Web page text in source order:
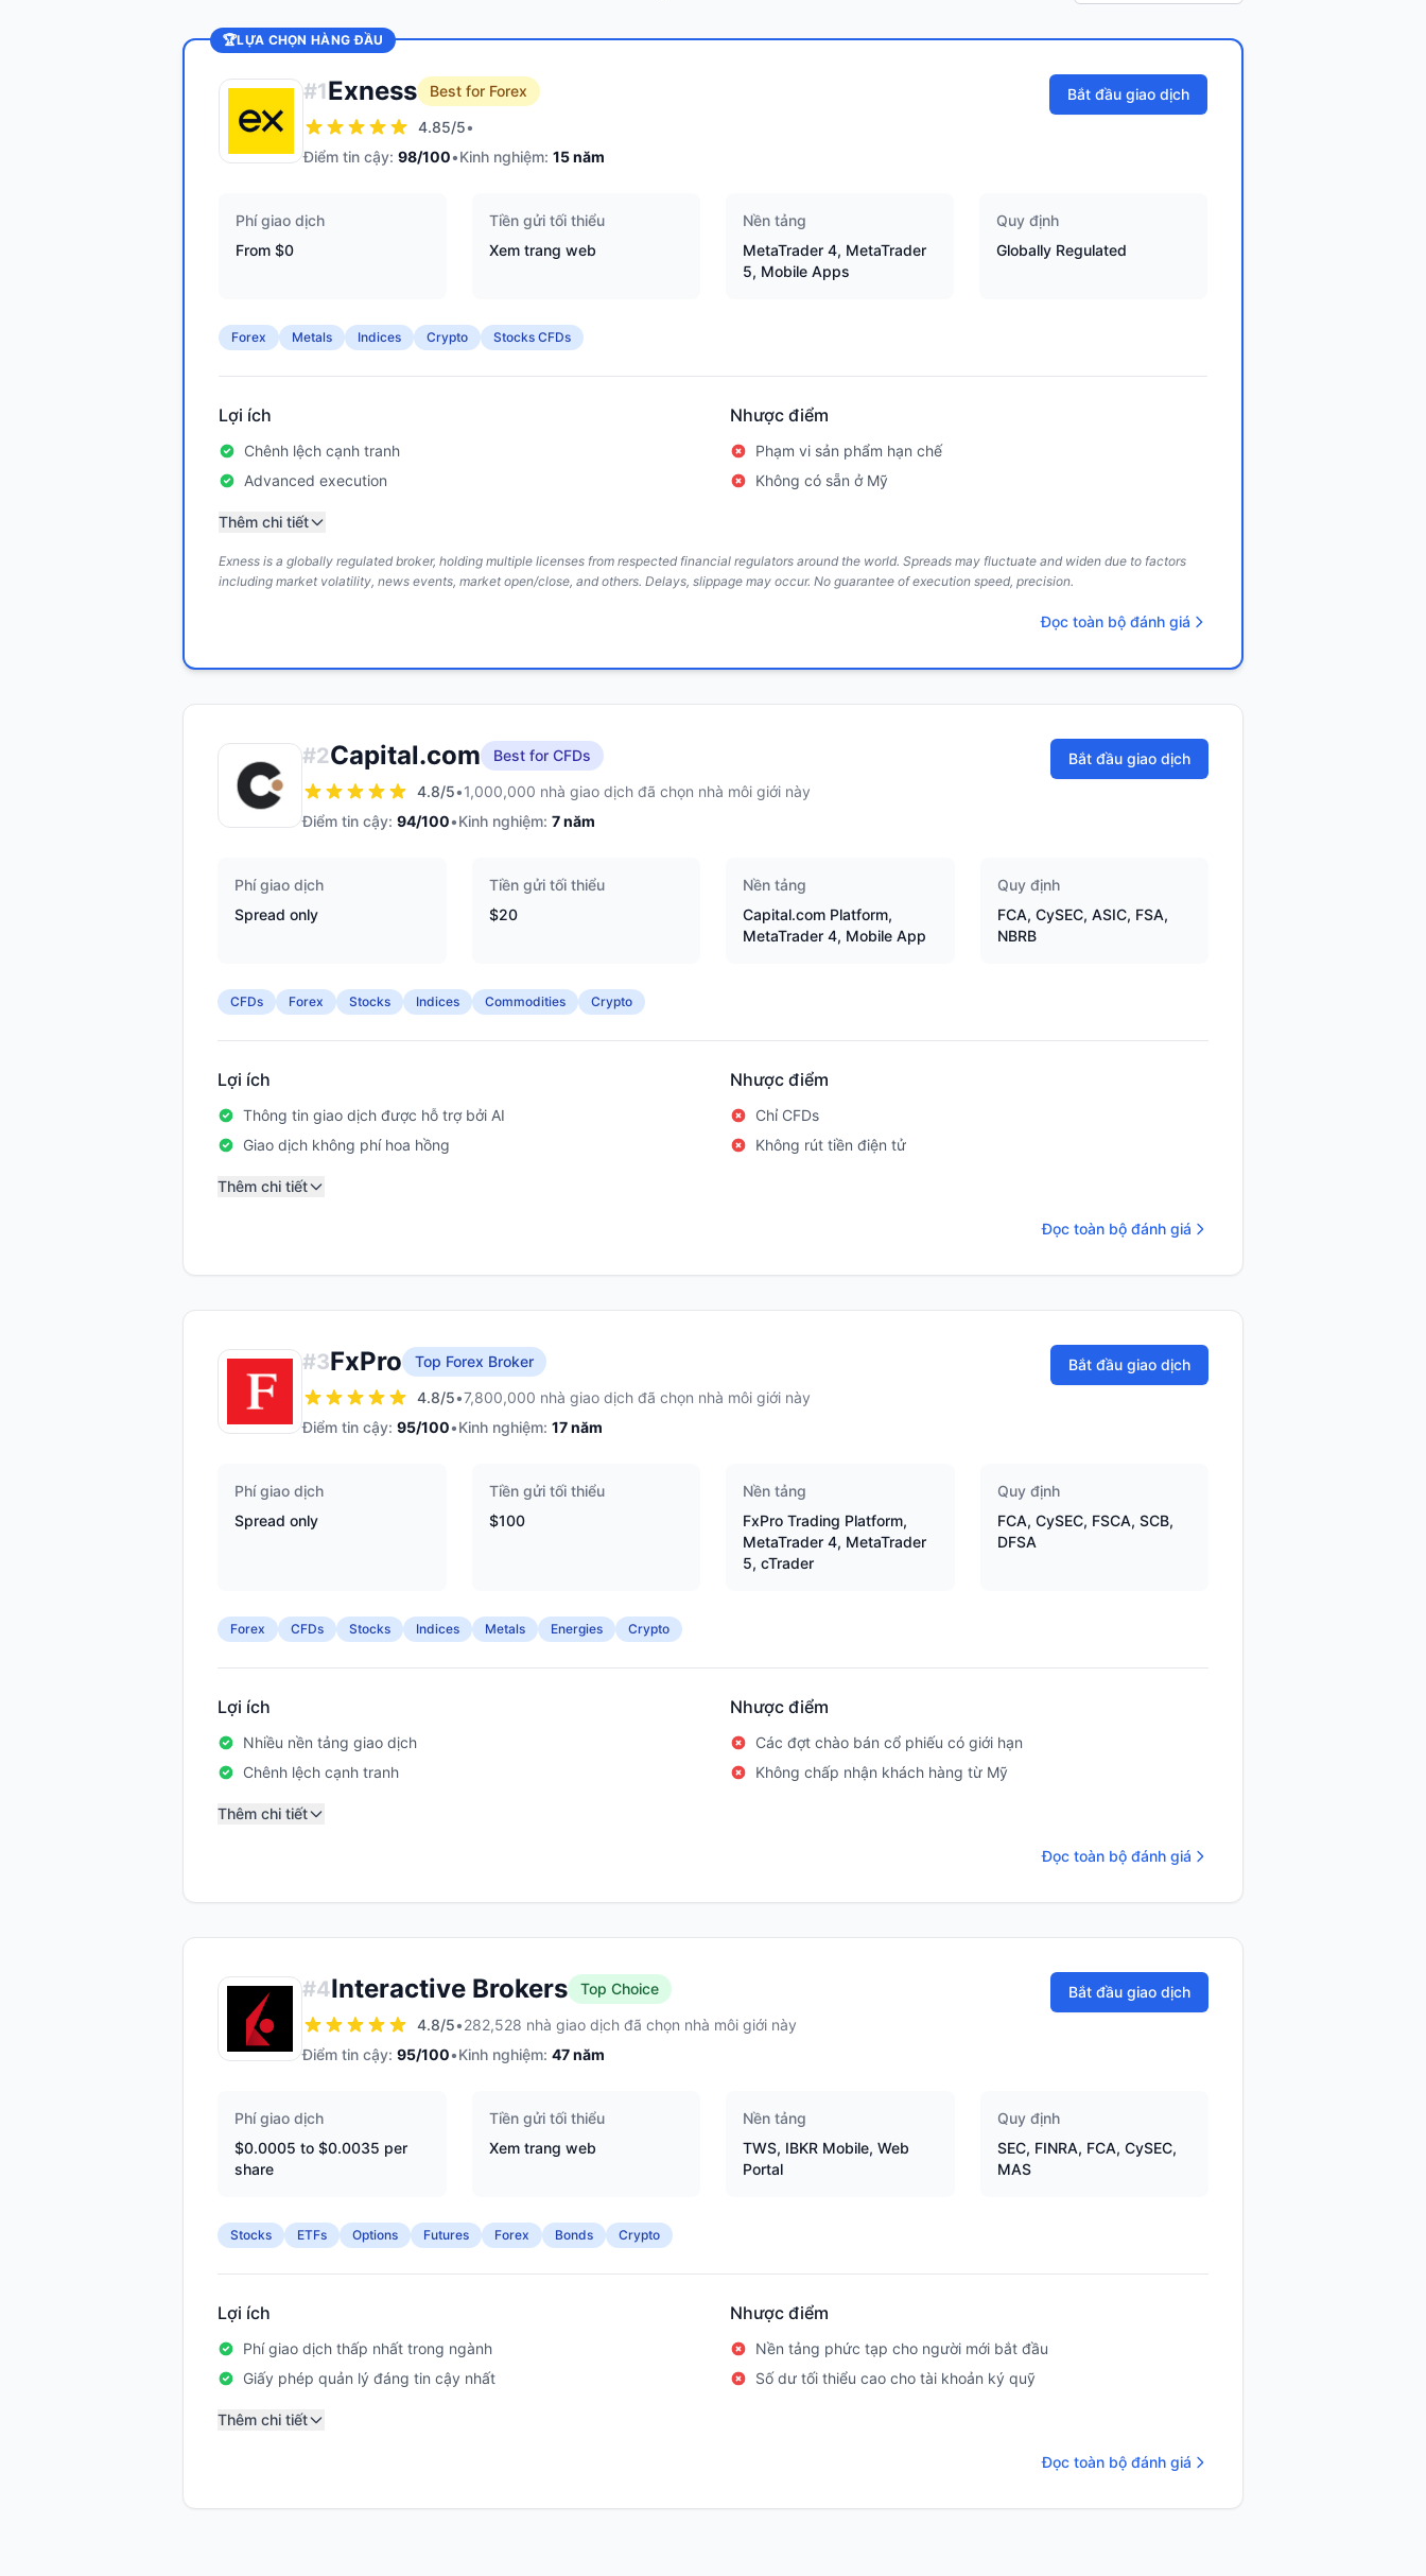
🏆LỰA CHỌN HÀNG ĐẦU
#1Exness
Best for Forex
4.85/5•
Điểm tin cậy: 98/100•Kinh nghiệm: 15năm
Bắt đầu giao dịch
Phí giao dịch
From $0
Tiền gửi tối thiểu
Xem trang web
Nền tảng
MetaTrader 4, MetaTrader
5, Mobile Apps
Quy định
Globally Regulated
Forex Metals Indices Crypto Stocks CFDs
Lợi ích
Chênh lệch cạnh tranh
Advanced execution
Nhược điểm
Phạm vi sản phẩm hạn chế
Không có sẵn ở Mỹ
Thêm chi tiết
Exness is a globally regulated broker, holding multiple licenses from respected financial regulators around the world. Spreads may fluctuate and widen due to factors
including market volatility, news events, market open/close, and others. Delays, slippage may occur. No guarantee of execution speed, precision.
Đọc toàn bộ đánh giá
#2Capital.com
Best for CFDs
4.8/5•1,000,000 nhà giao dịch đã chọn nhà môi giới này
Điểm tin cậy: 94/100•Kinh nghiệm: 7năm
Bắt đầu giao dịch
Phí giao dịch
Spread only
Tiền gửi tối thiểu
$20
Nền tảng
Capital.com Platform,
MetaTrader 4, Mobile App
Quy định
FCA, CySEC, ASIC, FSA,
NBRB
CFDs Forex Stocks Indices Commodities Crypto
Lợi ích
Thông tin giao dịch được hỗ trợ bởi AI
Giao dịch không phí hoa hồng
Nhược điểm
Chỉ CFDs
Không rút tiền điện tử
Thêm chi tiết
Đọc toàn bộ đánh giá
#3FxPro
Top Forex Broker
4.8/5•7,800,000 nhà giao dịch đã chọn nhà môi giới này
Điểm tin cậy: 95/100•Kinh nghiệm: 17năm
Bắt đầu giao dịch
Phí giao dịch
Spread only
Tiền gửi tối thiểu
$100
Nền tảng
FxPro Trading Platform,
MetaTrader 4, MetaTrader
5, cTrader
Quy định
FCA, CySEC, FSCA, SCB,
DFSA
Forex CFDs Stocks Indices Metals Energies Crypto
Lợi ích
Nhiều nền tảng giao dịch
Chênh lệch cạnh tranh
Nhược điểm
Các đợt chào bán cổ phiếu có giới hạn
Không chấp nhận khách hàng từ Mỹ
Thêm chi tiết
Đọc toàn bộ đánh giá
#4Interactive Brokers
Top Choice
4.8/5•282,528 nhà giao dịch đã chọn nhà môi giới này
Điểm tin cậy: 95/100•Kinh nghiệm: 47năm
Bắt đầu giao dịch
Phí giao dịch
$0.0005 to $0.0035 per
share
Tiền gửi tối thiểu
Xem trang web
Nền tảng
TWS, IBKR Mobile, Web
Portal
Quy định
SEC, FINRA, FCA, CySEC,
MAS
Stocks ETFs Options Futures Forex Bonds Crypto
Lợi ích
Phí giao dịch thấp nhất trong ngành
Giấy phép quản lý đáng tin cậy nhất
Nhược điểm
Nền tảng phức tạp cho người mới bắt đầu
Số dư tối thiểu cao cho tài khoản ký quỹ
Thêm chi tiết
Đọc toàn bộ đánh giá